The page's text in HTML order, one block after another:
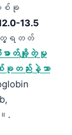
စ်ခု
13.5
တွေ့ရတတ်
ာတ်ချို့တဲ့မှု
ခုတည်းနဲ့သာ
.